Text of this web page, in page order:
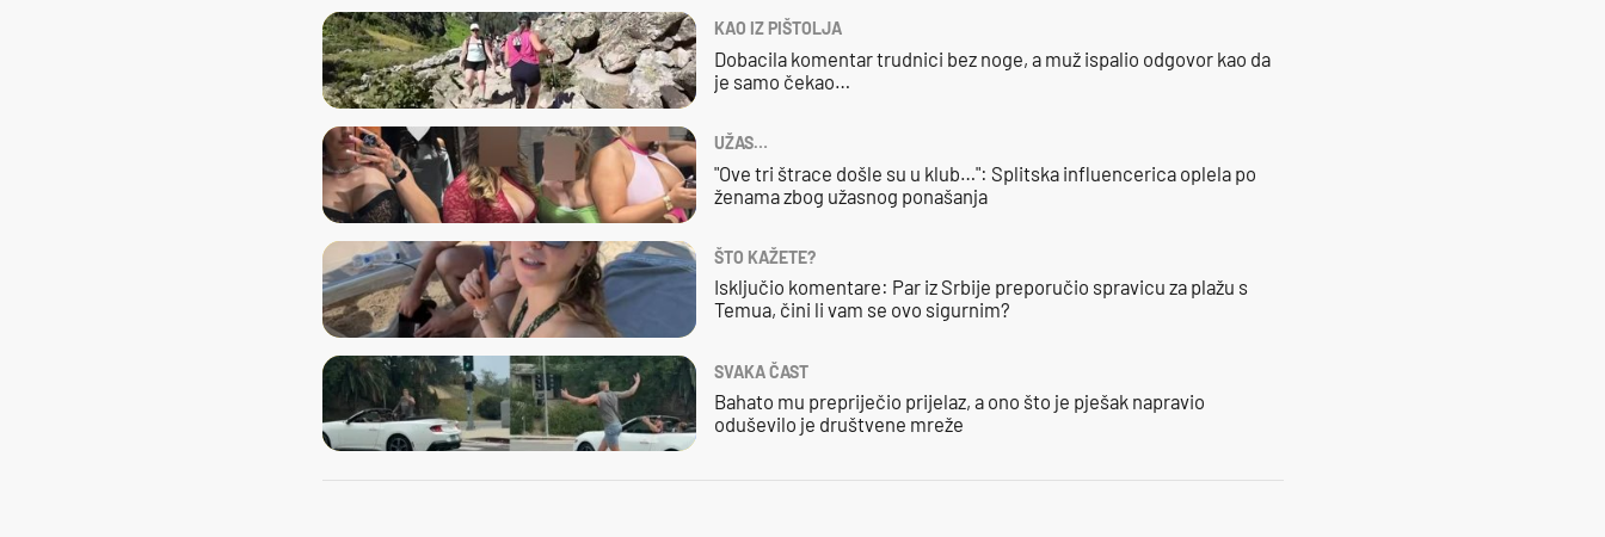
KAO IZ PIŠTOLJA
Dobacila komentar trudnici bez noge, a muž ispalio odgovor kao da
je samo čekao…
UŽAS…
"Ove tri štrace došle su u klub…": Splitska influencerica oplela po
ženama zbog užasnog ponašanja
ŠTO KAŽETE?
Isključio komentare: Par iz Srbije preporučio spravicu za plažu s
Temua, čini li vam se ovo sigurnim?
SVAKA ČAST
Bahato mu prepriječio prijelaz, a ono što je pješak napravio
oduševilo je društvene mreže